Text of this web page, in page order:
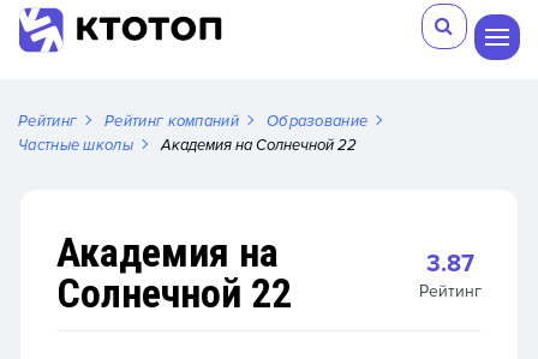
Рейтинг Рейтинг компаний
Образование
Частные школы
Академия на Солнечной 22
Академия на
Солнечной 22
3.87
Рейтинг